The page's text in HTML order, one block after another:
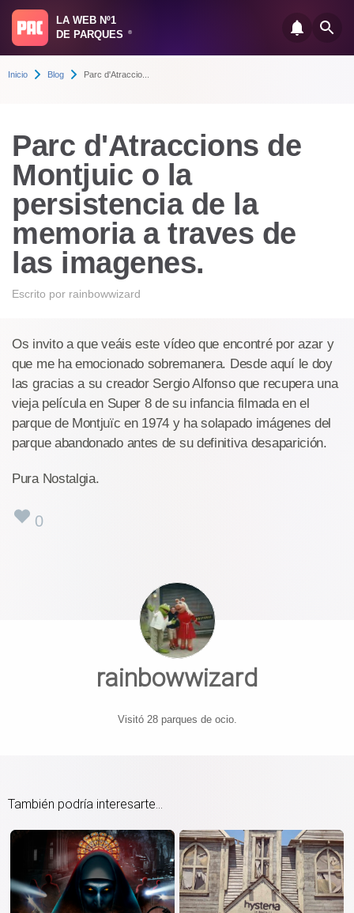
LA WEB Nº1
DE PARQUES
®
Inicio Blog Parc d'Atraccio...
Parc d'Atraccions de
Montjuic o la
persistencia de la
memoria a traves de
las imagenes.
Escrito por rainbowwizard
Os invito a que veáis este vídeo que encontré por azar y
que me ha emocionado sobremanera. Desde aquí le doy
las gracias a su creador Sergio Alfonso que recupera una
vieja película en Super 8 de su infancia filmada en el
parque de Montjuïc en 1974 y ha solapado imágenes del
parque abandonado antes de su definitiva desaparición.
Pura Nostalgia.
0
rainbowwizard
Visitó 28 parques de ocio.
También podría interesarte...